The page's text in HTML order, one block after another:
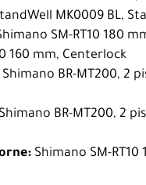
MK0009 BL,
SM-RT10 180
160 mm, Centerlock
Shimano BR-MT200, 2
Shimano BR-MT200, 2
Shimano SM-RT10